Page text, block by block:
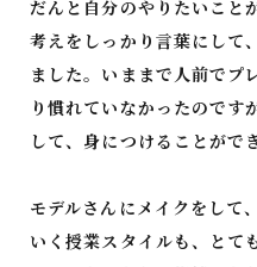
出張SABFA
レンタルスペース
だんと自分のやりたいこと
考えをしっかり言葉にして
ました。いままで人前でプ
り慣れていなかったのです
して、身につけることがで
モデルさんにメイクをして
いく授業スタイルも、とて